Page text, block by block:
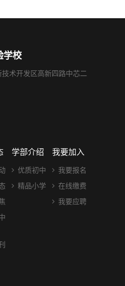
学校
术开发区高新四路中芯二
学部介绍
优质初中
精品小学
我要加入
我要报名
在线缴费
我要应聘